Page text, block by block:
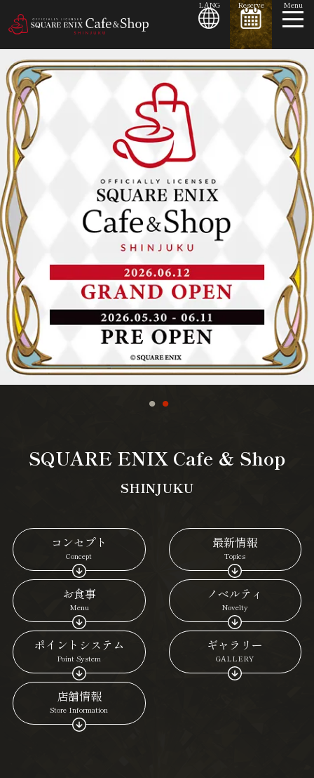
LANG Reserve Menu
SQUARE ENIX Cafe & Shop
SHINJUKU
コンセプト
Concept
最新情報
Topics
お食事
Menu
ノベルティ
Novelty
ポイントシステム
Point System
ギャラリー
GALLERY
店舗情報
Store Information